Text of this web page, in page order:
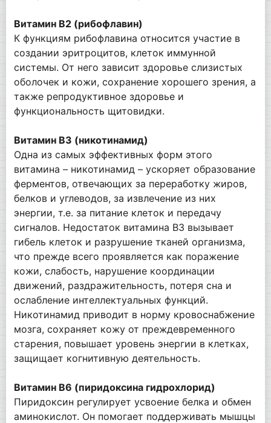
Витамин В2 (рибофлавин)
К функциям рибофлавина относится участие в
создании эритроцитов, клеток иммунной
системы. От него зависит здоровье слизистых
оболочек и кожи, сохранение хорошего зрения, а
также репродуктивное здоровье и
функциональность щитовидки.
Витамин В3 (никотинамид)
Одна из самых эффективных форм этого
витамина – никотинамид – ускоряет образование
ферментов, отвечающих за переработку жиров,
белков и углеводов, за извлечение из них
энергии, т.е. за питание клеток и передачу
сигналов. Недостаток витамина B3 вызывает
гибель клеток и разрушение тканей организма,
что прежде всего проявляется как поражение
кожи, слабость, нарушение координации
движений, раздражительность, потеря сна и
ослабление интеллектуальных функций.
Никотинамид приводит в норму кровоснабжение
мозга, сохраняет кожу от преждевременного
старения, повышает уровень энергии в клетках,
защищает когнитивную деятельность.
Витамин В6 (пиридоксина гидрохлорид)
Пиридоксин регулирует усвоение белка и обмен
аминокислот. Он помогает поддерживать мышцы